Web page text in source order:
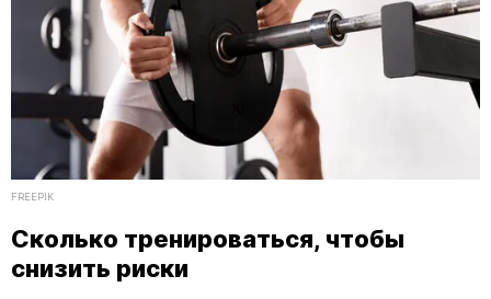
FREEPIK
Сколько тренироваться, чтобы
снизить риски